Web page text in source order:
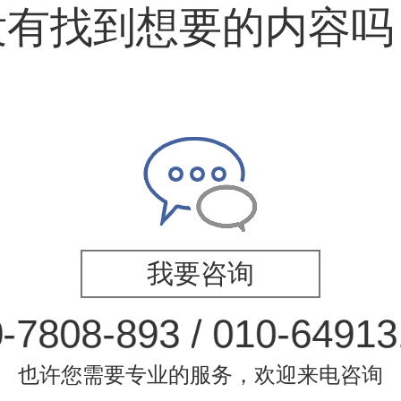
找到想要的内容吗
我要咨询
-7808-893 / 010-64913
也许您需要专业的服务，欢迎来电咨询